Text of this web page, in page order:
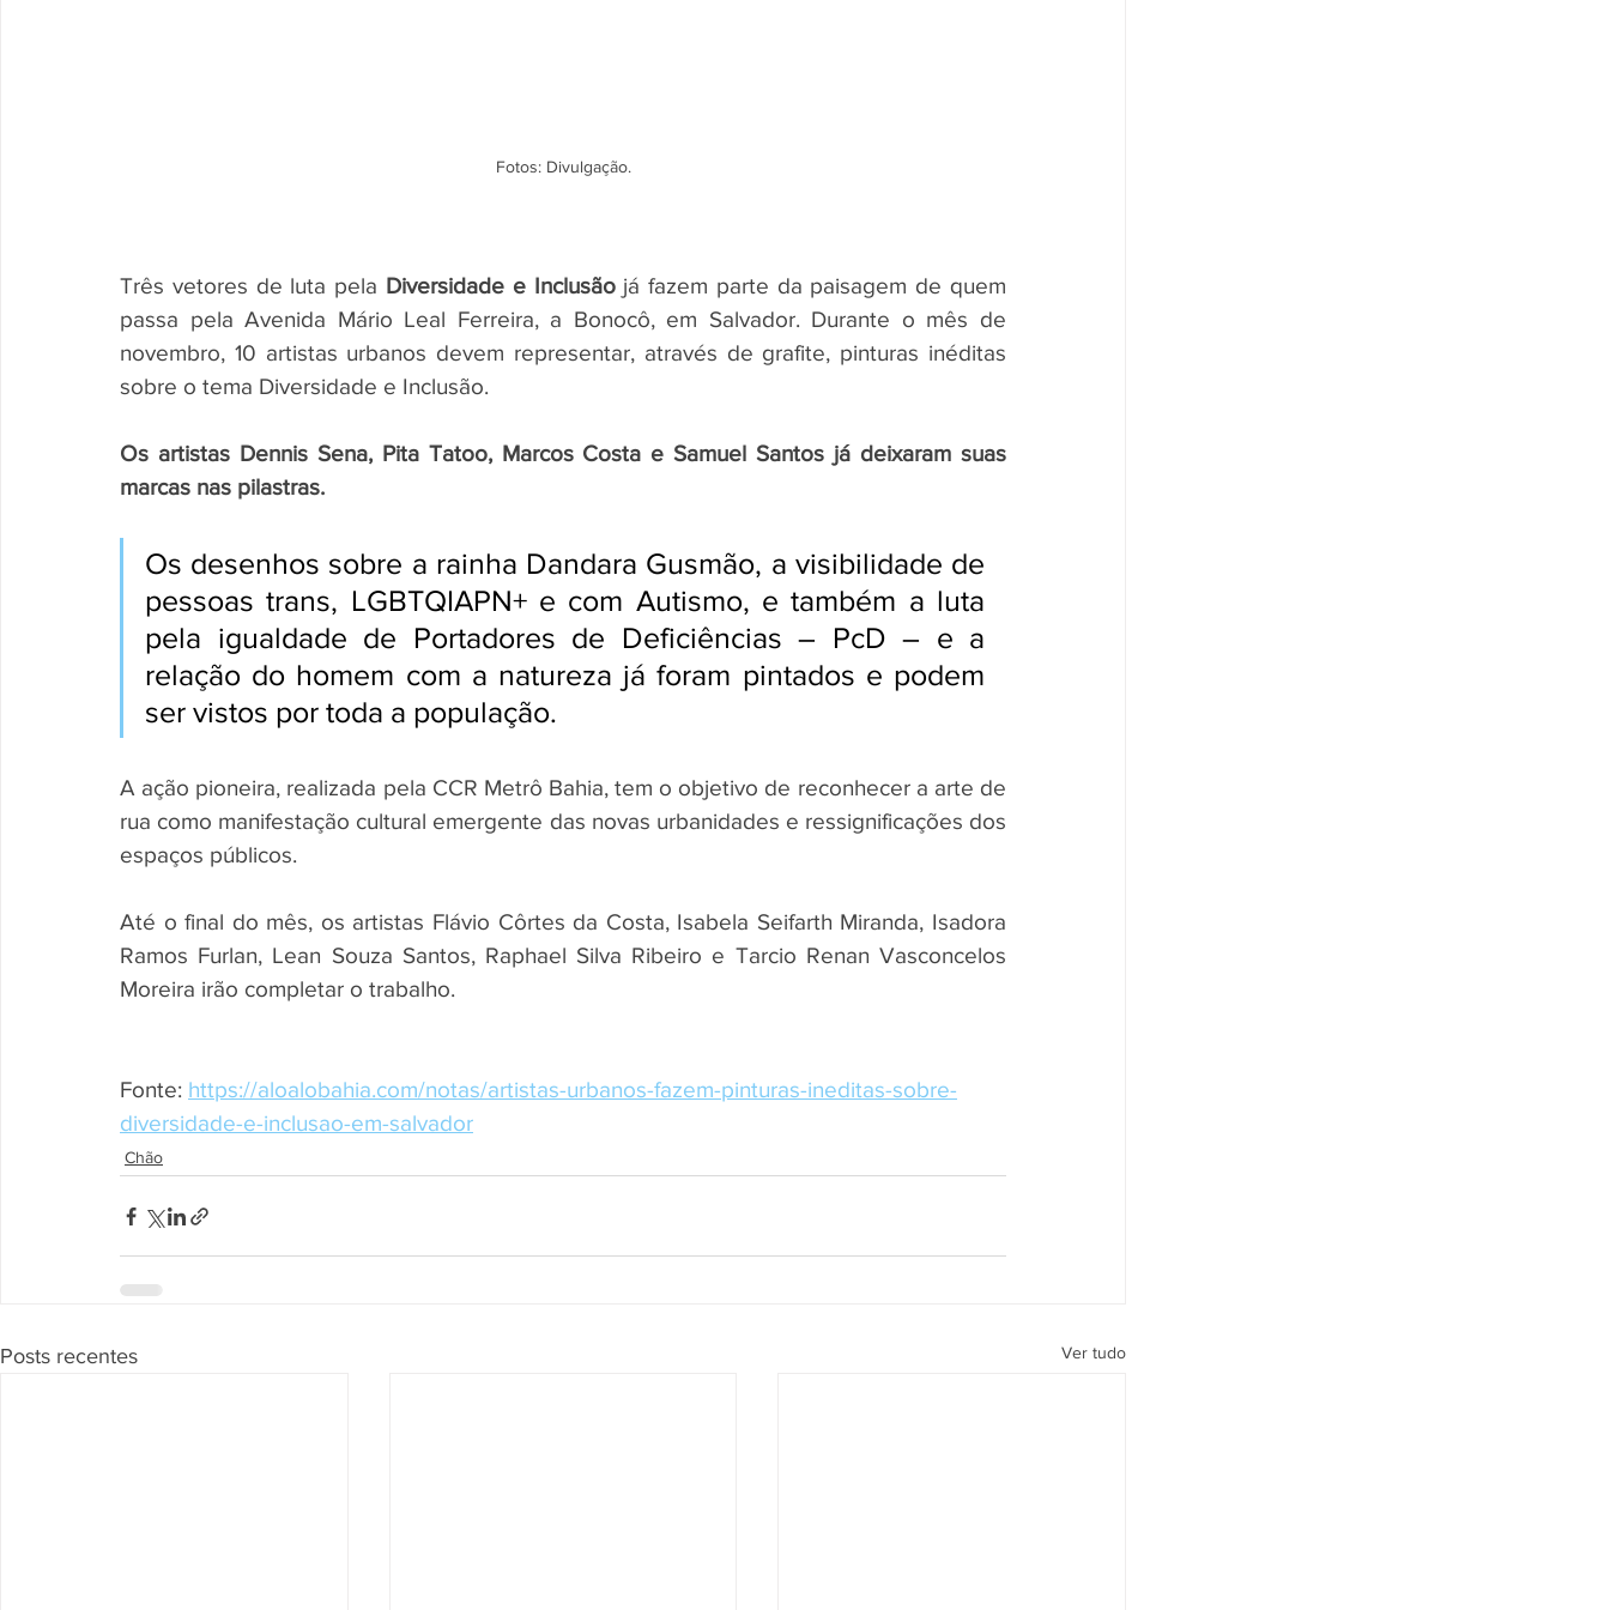
Fotos: Divulgação.
Três vetores de luta pela Diversidade e Inclusão já fazem parte da paisagem de quem
passa pela Avenida Mário Leal Ferreira, a Bonocô, em Salvador. Durante o mês de
novembro, 10 artistas urbanos devem representar, através de grafite, pinturas inéditas
sobre o tema Diversidade e Inclusão.
Os artistas Dennis Sena, Pita Tatoo, Marcos Costa e Samuel Santos já deixaram suas
marcas nas pilastras.
Os desenhos sobre a rainha Dandara Gusmão, a visibilidade de
pessoas trans, LGBTQIAPN+ e com Autismo, e também a luta
pela igualdade de Portadores de Deficiências – PcD – e a
relação do homem com a natureza já foram pintados e podem
ser vistos por toda a população.
A ação pioneira, realizada pela CCR Metrô Bahia, tem o objetivo de reconhecer a arte de
rua como manifestação cultural emergente das novas urbanidades e ressignificações dos
espaços públicos.
Até o final do mês, os artistas Flávio Côrtes da Costa, Isabela Seifarth Miranda, Isadora
Ramos Furlan, Lean Souza Santos, Raphael Silva Ribeiro e Tarcio Renan Vasconcelos
Moreira irão completar o trabalho.
Fonte: https://aloalobahia.com/notas/artistas-urbanos-fazem-pinturas-ineditas-sobre-
diversidade-e-inclusao-em-salvador
Chão
Posts recentes Ver tudo